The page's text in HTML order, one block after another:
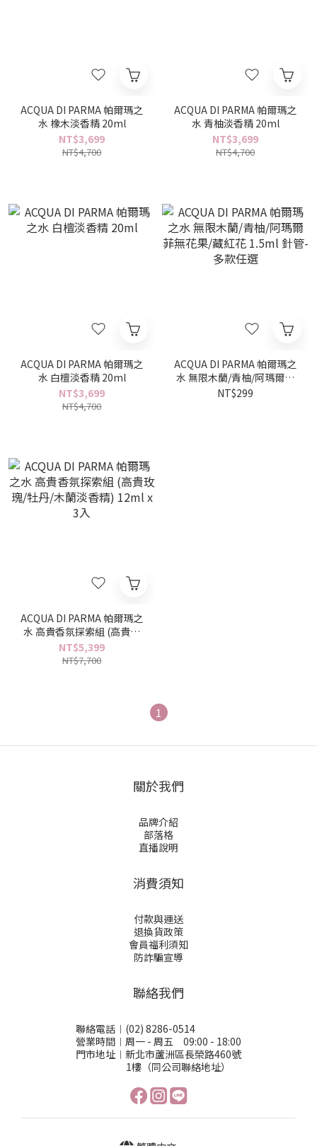
ACQUA DI PARMA 帕爾瑪之
水 橡木淡香精 20ml
NT$3,699
NT$4,700
ACQUA DI PARMA 帕爾瑪之
水 青柚淡香精 20ml
NT$3,699
NT$4,700
ACQUA DI PARMA 帕爾瑪之
水 白檀淡香精 20ml
NT$3,699
NT$4,700
ACQUA DI PARMA 帕爾瑪之
水 無限木蘭/青柚/阿瑪爾菲
無花果/藏紅花 1.5ml 針管-
NT$299
ACQUA DI PARMA 帕爾瑪之
水 高貴香氛探索組 (高貴玫
瑰/牡丹/木蘭淡香精) 12ml x
3入
NT$5,399
NT$7,700
1
關於我們
品牌介紹
部落格
直播說明
消費須知
付款與運送
退換貨政策
會員福利須知
防詐騙宣導
聯絡我們
聯絡電話︱(02) 8286-0514
營業時間︱周一 - 周五 09:00 - 18:00
門市地址︱新北市蘆洲區長榮路460號
1樓（同公司聯絡地址）